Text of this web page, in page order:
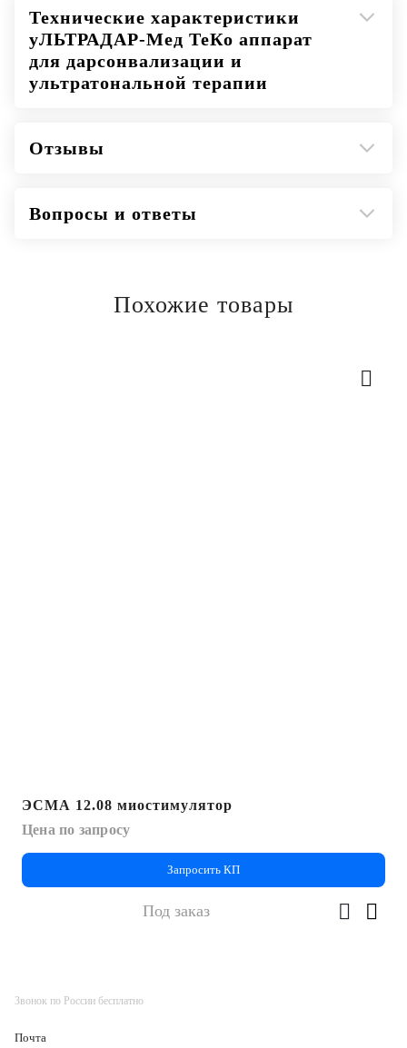
выходного напряжения: да
Габаритные размеры (ДхШхВ),
мм: 258х209х119
Масса электронного блока, кг: 2,2
Частота питания, Гц: 50
Технические характеристики
уЛЬТРАДАР-Мед ТеКо аппарат
для дарсонвализации и
ультратональной терапии
Отзывы
Вопросы и ответы
Похожие товары
ЭСМА 12.08 миостимулятор
Цена по запросу
Запросить КП
Под заказ
Звонок по России бесплатно
Почта